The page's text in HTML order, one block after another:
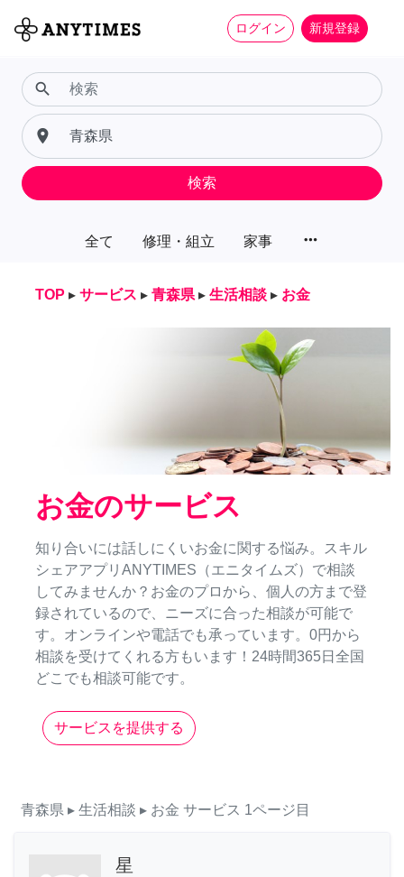
ログイン 新規登録
全て 修理・組立 家事 more_horiz
search
place
検索
TOP ▸ サービス ▸ 青森県 ▸ 生活相談 ▸ お金
お金のサービス
知り合いには話しにくいお金に関する悩み。スキル
シェアアプリANYTIMES（エニタイムズ）で相談
してみませんか？お金のプロから、個人の方まで登
録されているので、ニーズに合った相談が可能で
す。オンラインや電話でも承っています。0円から
相談を受けてくれる方もいます！24時間365日全国
どこでも相談可能です。
サービスを提供する
青森県 ▸ 生活相談 ▸ お金 サービス 1ページ目
星